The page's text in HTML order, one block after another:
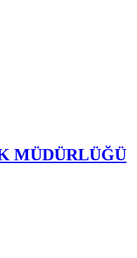
MÜDÜRLÜĞÜ